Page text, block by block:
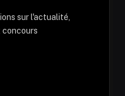
sur l'actualité,
concours